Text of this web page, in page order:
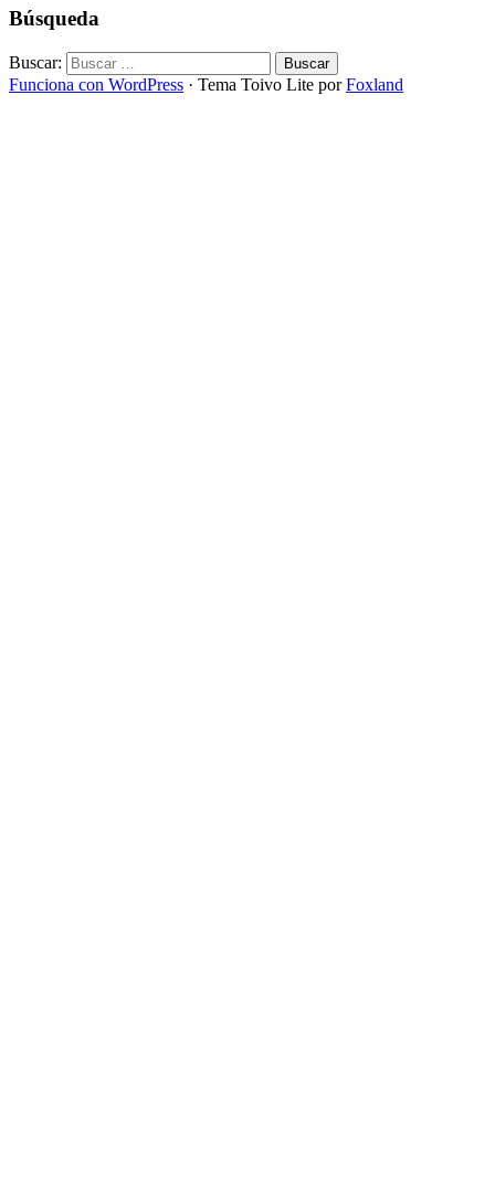
Búsqueda
Buscar:
Funciona con WordPress · Tema Toivo Lite porFoxland